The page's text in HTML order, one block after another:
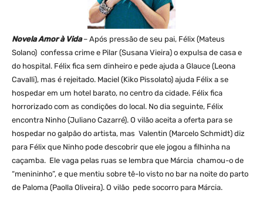
Novela Amor à Vida– Após pressão de seu pai, Félix (Mateus
Solano) confessa crime e Pilar (Susana Vieira) o expulsa de casa e
do hospital. Félix fica sem dinheiro e pede ajuda a Glauce (Leona
Cavalli), mas é rejeitado. Maciel (Kiko Pissolato) ajuda Félix a se
hospedar em um hotel barato, no centro da cidade. Félix fica
horrorizado com as condições do local. No dia seguinte, Félix
encontra Ninho (Juliano Cazarré). O vilão aceita a oferta para se
hospedar no galpão do artista, mas Valentin (Marcelo Schmidt) diz
para Félix que Ninho pode descobrir que ele jogou a filhinha na
caçamba. Ele vaga pelas ruas se lembra que Márcia chamou-o de
“menininho”, e que mentiu sobre tê-lo visto no bar na noite do parto
de Paloma (Paolla Oliveira). O vilão pede socorro para Márcia.